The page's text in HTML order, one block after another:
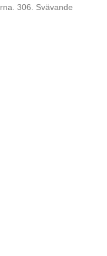
306. Svävande